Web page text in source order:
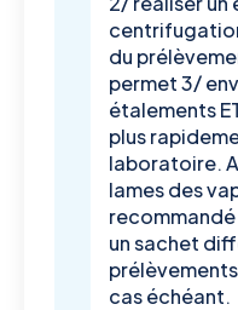
du
permet 3/
étalements
plus
laboratoire.
lames des
un sachet
cas échéant.